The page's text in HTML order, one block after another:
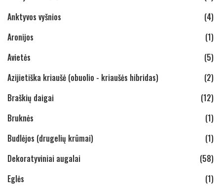
Anktyvos vyšnios
(4)
Aronijos
(1)
Avietės
(5)
Azijietiška kriaušė (obuolio - kriaušės hibridas)
(2)
Braškių daigai
(12)
Bruknės
(1)
Budlėjos (drugelių krūmai)
(1)
Dekoratyviniai augalai
(58)
Eglės
(1)